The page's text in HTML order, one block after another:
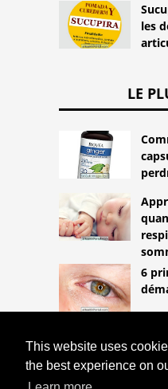
This website uses
the best experience on
les
LE
6